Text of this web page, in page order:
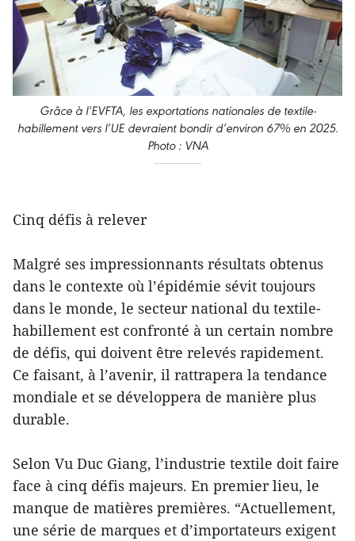
Grâce à l’EVFTA, les exportations nationales de textile-
habillement vers l’UE devraient bondir d’environ 67% en 2025.
Photo : VNA
Cinq défis à relever
Malgré ses impressionnants résultats obtenus
dans le contexte où l’épidémie sévit toujours
dans le monde, le secteur national du textile-
habillement est confronté à un certain nombre
de défis, qui doivent être relevés rapidement.
Ce faisant, à l’avenir, il rattrapera la tendance
mondiale et se développera de manière plus
durable.
Selon Vu Duc Giang, l’industrie textile doit faire
face à cinq défis majeurs. En premier lieu, le
manque de matières premières. “Actuellement,
une série de marques et d’importateurs exigent